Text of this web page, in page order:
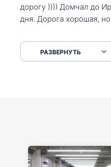
дорогу )))) Домчал до
дня. Дорога хорошая,
серпантинах по пути
РАЗВЕРНУТЬ